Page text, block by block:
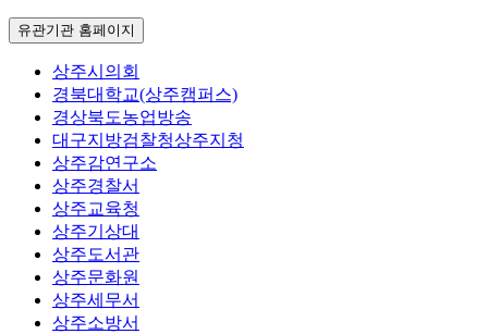
유관기관 홈페이지
상주시의회
경북대학교(상주캠퍼스)
경상북도농업방송
대구지방검찰청상주지청
상주감연구소
상주경찰서
상주교육청
상주기상대
상주도서관
상주문화원
상주세무서
상주소방서